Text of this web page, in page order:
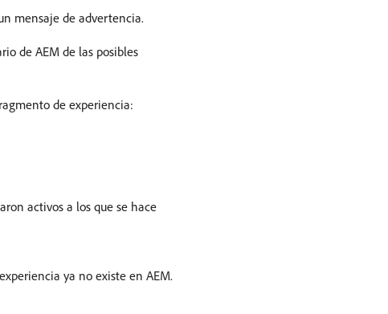
mensaje de advertencia.
de AEM de las posibles
de experiencia:
activos a los que se hace
ya no existe en AEM.